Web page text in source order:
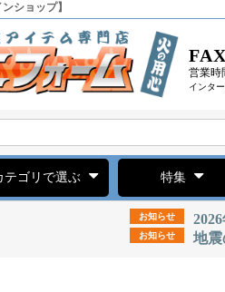
ショップ】
営業時
インタ
テゴリで選ぶ 特集
お知らせ
お知らせ 地